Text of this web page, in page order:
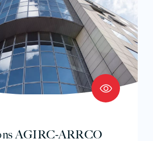
AGIRC-ARRCO